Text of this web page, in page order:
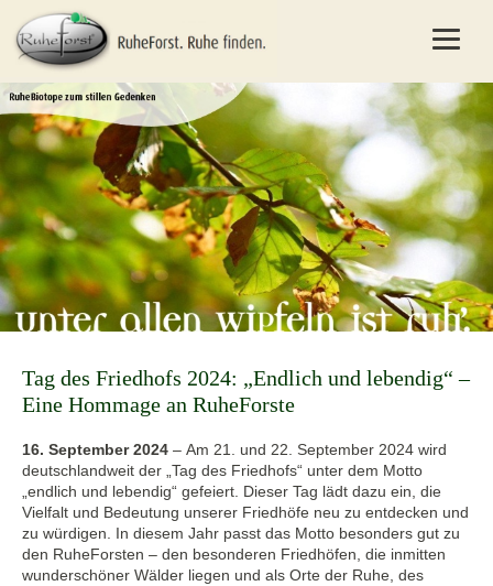
Tag des Friedhofs 2024: „Endlich und lebendig“ –
Eine Hommage an RuheForste
16. September 2024 – Am 21. und 22. September 2024 wird
deutschlandweit der „Tag des Friedhofs“ unter dem Motto
„endlich und lebendig“ gefeiert. Dieser Tag lädt dazu ein, die
Vielfalt und Bedeutung unserer Friedhöfe neu zu entdecken und
zu würdigen. In diesem Jahr passt das Motto besonders gut zu
den RuheForsten – den besonderen Friedhöfen, die inmitten
wunderschöner Wälder liegen und als Orte der Ruhe, des